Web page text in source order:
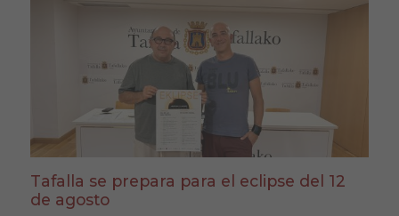
Tafalla se prepara para el eclipse del 12
de agosto